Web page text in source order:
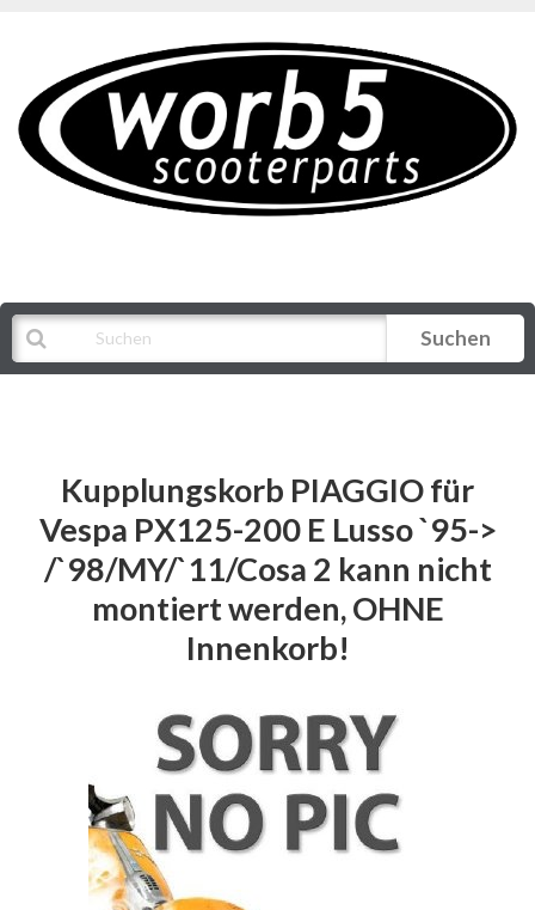
Suchen
Kupplungskorb PIAGGIO für
Vespa PX125-200 E Lusso `95->
/`98/MY/`11/Cosa 2 kann nicht
montiert werden, OHNE
Innenkorb!